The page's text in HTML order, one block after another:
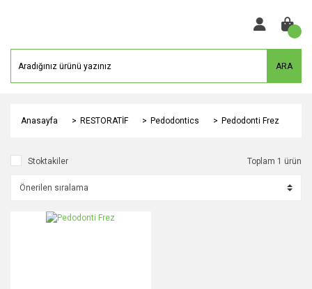
ARA
Anasayfa RESTORATİF Pedodontics Pedodonti Frez
Stoktakiler Toplam 1 ürün